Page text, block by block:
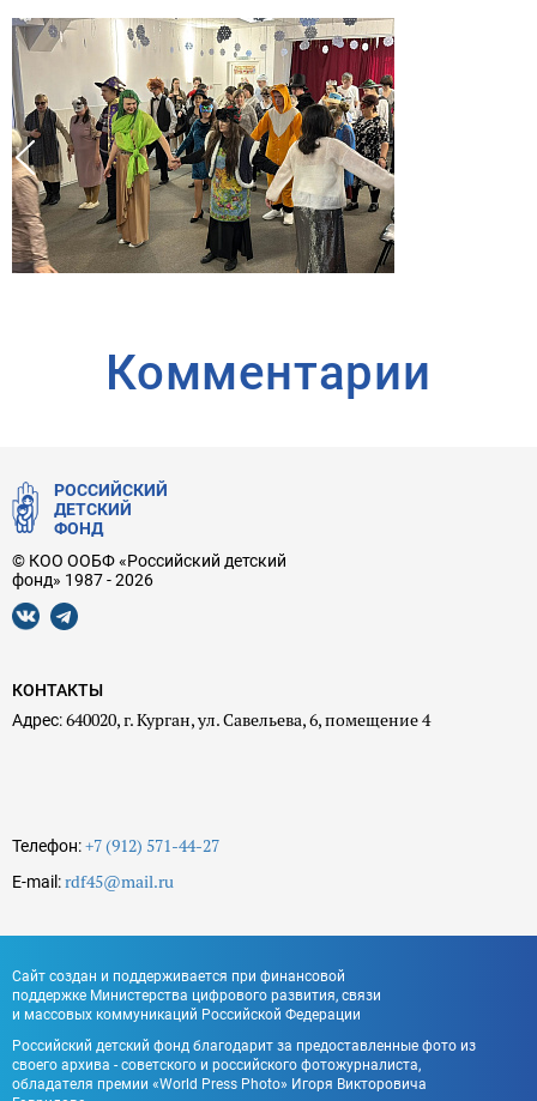
Комментарии
РОССИЙСКИЙ
ДЕТСКИЙ
ФОНД
© КОО ООБФ «Российский детский
фонд» 1987 - 2026
КОНТАКТЫ
Адрес:640020, г. Курган, ул. Савельева, 6, помещение 4
Телефон:+7 (912) 571-44-27
E-mail:rdf45@mail.ru
Сайт создан и поддерживается при финансовой
поддержке Министерства цифрового развития, связи
и массовых коммуникаций Российской Федерации
Российский детский фонд благодарит за предоставленные фото из
своего архива - советского и российского фотожурналиста,
обладателя премии «World Press Photo» Игоря Викторовича